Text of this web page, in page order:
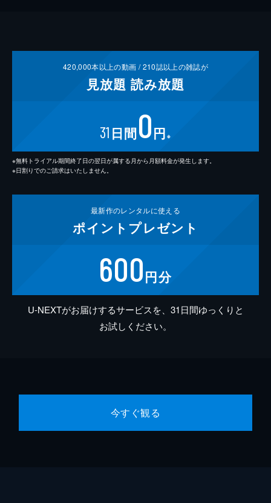
420,000本以上の動画 /210誌以上の雑誌が
見放題 読み放題
31 日間0円 ※
※無料トライアル期間終了日の翌日が属する月から月額料金が発生します。
※日割りでのご請求はいたしません。
最新作のレンタルに使える
ポイント プレゼント
600円分
U-NEXTがお届けするサービスを、31日間ゆっくりと
お試しください。
今すぐ観る